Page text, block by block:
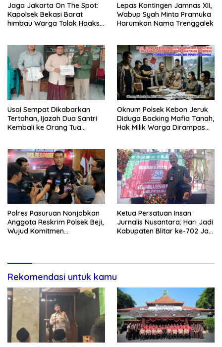
Jaga Jakarta On The Spot:
Kapolsek Bekasi Barat
himbau Warga Tolak Hoaks
Lepas Kontingen Jamnas XII,
Wabup Syah Minta Pramuka
Harumkan Nama Trenggalek
Usai Sempat Dikabarkan
Tertahan, Ijazah Dua Santri
Kembali ke Orang Tua
Oknum Polsek Kebon Jeruk
Diduga Backing Mafia Tanah,
Hak Milik Warga Dirampas
Polres Pasuruan Nonjobkan
Anggota Reskrim Polsek Beji,
Wujud Komitmen
Ketua Persatuan Insan
Jurnalis Nusantara: Hari Jadi
Kabupaten Blitar ke-702 Jadi
Rekomendasi untuk kamu